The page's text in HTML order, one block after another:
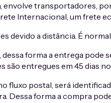
envolve transportadores,
Internacional, um frete
a distância. É
forma a entrega
são entregues em 45 dias
fluxo postal, será
Dessa forma a compra